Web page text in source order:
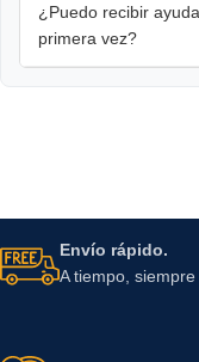
¿Puedo recibir
primera vez?
Envío rápido.
A tiempo, siempre